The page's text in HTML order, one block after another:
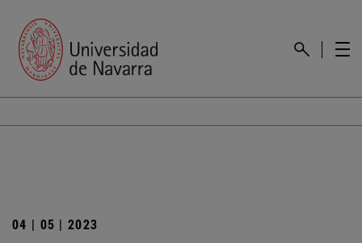
04 | 05 | 2023